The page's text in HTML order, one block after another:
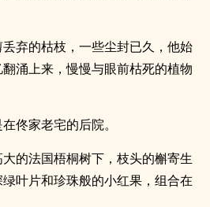
弃的枯枝，一些尘封已久，他始
涌上来，慢慢与眼前枯死的植物
佟家老宅的后院。
的法国梧桐树下，枝头的槲寄生
叶片和珍珠般的小红果，组合在